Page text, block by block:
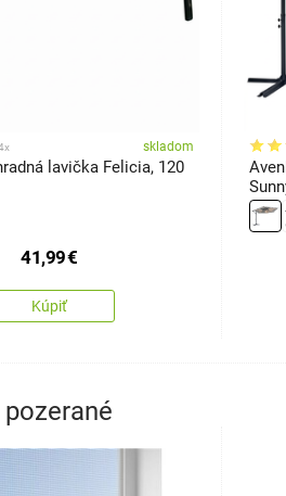
skladom
lavička Felicia, 120
41,99€
Kúpiť